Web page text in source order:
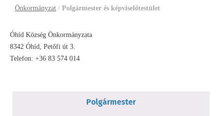
Önkormányzat / Polgármester és képviselőtestület
Óhíd Község Önkormányzata
8342 Óhíd, Petőfi út 3.
Telefon: +36 83 574 014
Polgármester